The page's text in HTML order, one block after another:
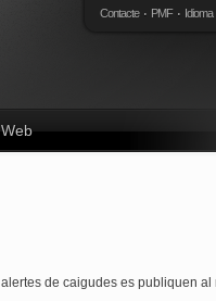
Contacte PMF Idioma
de caigudes es publiquen al